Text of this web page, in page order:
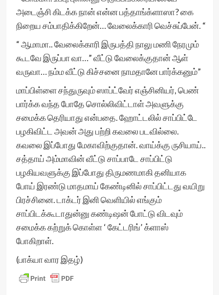
அடைஞ்சி கிடக்க நான் என்ன பத்தாங்க்ளாஸா? கை
நிறைய சம்பாதிக்கிறேன்… வேலைக்காரி வெச்சுப்பேன். “
“ ஆமாமா.. வேலைக்காரி இருபத்தி நாலு மணி நேரமும்
கூடவே இருப்பா வா…” வீட்டு வேலைக்குதான் ஆள்
வருவா… நம்ம வீட்டு கிச்சனை நாமதானே பார்க்கனும்”
மாப்பிள்ளை சந்துருவும் ஸாப்ட்வேர் எஞ்சினியர், பெண்
பார்க்க வந்த போதே சொல்லிவிட்டாள் அவளுக்கு
சமைக்க தெரியாது என்பதை. ஹோட்டலில் சாப்பிட்டே
பழகிவிட்ட அவன் அது பற்றி கவலை படவில்லை.
கவலை இப்போது மேகாவிற்குதான். வாய்க்கு ருசியாய்..
சத்தாய் அம்மாவின் வீட்டு சாப்பாடே சாப்பிட்டு
பழகியவளுக்கு இப்போது திருமணமாகி தனியாக
போய் இரண்டு மாதமாய் கேண்டினில் சாப்பிட்டது வயிறு
பிரச்சினை. டாக்டர் இனி வெளியில் எங்கும்
சாப்பிடக்கூடாதுன்னு கண்டிஷன் போட்டு விடவும்
சமைக்க கற்றுக் கொள்ள ‘ கேட்டரிங்’ க்ளாஸ்
போகிறாள்.
(பாக்யா வார இதழ்)